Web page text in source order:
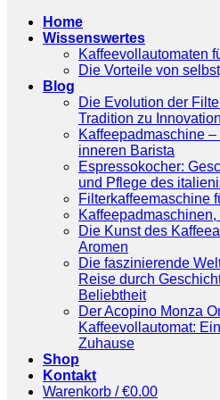
Home
Wissenswertes
Kaffeevollautomaten
Die Vorteile von
Blog
Die Evolution der
Tradition zu
Kaffeepadmaschine
inneren Barista
Espressokocher:
und Pflege des
Filterkaffeemaschine
Die Kunst des
Aromen
Die faszinierende
Reise durch
Beliebtheit
Der Acopino Monza
Kaffeevollautomat:
Zuhause
Shop
Kontakt
Warenkorb /€0.00